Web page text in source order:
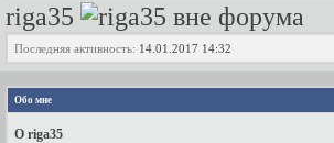
riga35
Последняя активность: 14.01.2017 14:32
Обо мне
О riga35